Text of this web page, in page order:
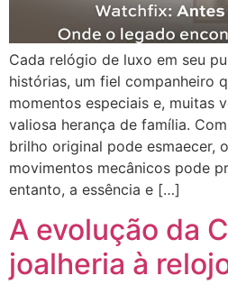
Cada relógio de luxo em seu
histórias, um fiel companheiro
momentos especiais e, muitas
valiosa herança de família.
brilho original pode esmaecer,
movimentos mecânicos pode
entanto, a essência e […]
A evolução da
joalheria à